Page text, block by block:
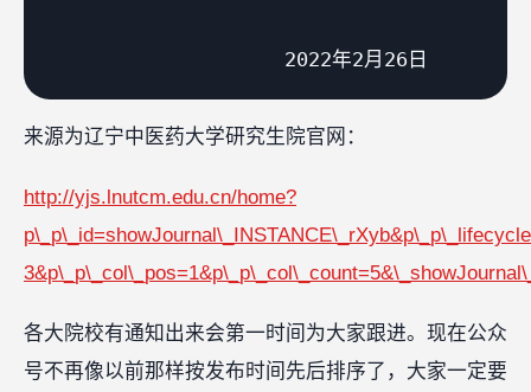
来源为辽宁中医药大学研究生院官网：
http://yjs.lnutcm.edu.cn/home?
各大院校有通知出来会第一时间为大家跟进。现在公众
号不再像以前那样按发布时间先后排序了，大家一定要